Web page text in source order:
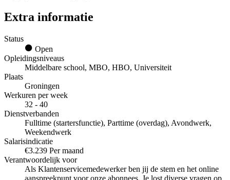
Extra informatie
Status
Open
Opleidingsniveaus
Middelbare school, MBO, HBO, Universiteit
Plaats
Groningen
Werkuren per week
32 - 40
Dienstverbanden
Fulltime (startersfunctie), Parttime (overdag), Avondwerk,
Weekendwerk
Salarisindicatie
€3.239 Per maand
Verantwoordelijk voor
Als Klantenservicemedewerker ben jij de stem en het online
aanspreekpunt voor onze abonnees. Je lost diverse vragen op